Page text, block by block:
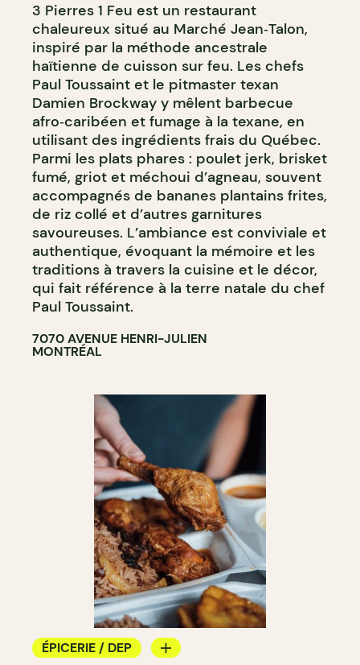
3 Pierres 1 Feu est un restaurant
chaleureux situé au Marché Jean‑Talon,
inspiré par la méthode ancestrale
haïtienne de cuisson sur feu. Les chefs
Paul Toussaint et le pitmaster texan
Damien Brockway y mêlent barbecue
afro‑caribéen et fumage à la texane, en
utilisant des ingrédients frais du Québec.
Parmi les plats phares : poulet jerk, brisket
fumé, griot et méchoui d’agneau, souvent
accompagnés de bananes plantains frites,
de riz collé et d’autres garnitures
savoureuses. L’ambiance est conviviale et
authentique, évoquant la mémoire et les
traditions à travers la cuisine et le décor,
qui fait référence à la terre natale du chef
Paul Toussaint.
7070 AVENUE HENRI-JULIEN
MONTRÉAL
ÉPICERIE / DEP